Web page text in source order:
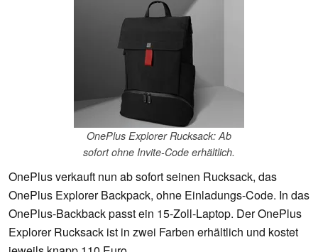
OnePlus Explorer Rucksack: Ab
sofort ohne Invite-Code erhältlich.
OnePlus verkauft nun ab sofort seinen Rucksack, das
OnePlus Explorer Backpack, ohne Einladungs-Code. In das
OnePlus-Backback passt ein 15-Zoll-Laptop. Der OnePlus
Explorer Rucksack ist in zwei Farben erhältlich und kostet